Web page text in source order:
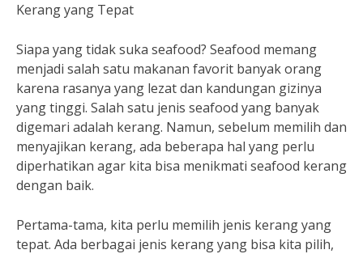
Kerang yang Tepat
Siapa yang tidak suka seafood? Seafood memang
menjadi salah satu makanan favorit banyak orang
karena rasanya yang lezat dan kandungan gizinya
yang tinggi. Salah satu jenis seafood yang banyak
digemari adalah kerang. Namun, sebelum memilih dan
menyajikan kerang, ada beberapa hal yang perlu
diperhatikan agar kita bisa menikmati seafood kerang
dengan baik.
Pertama-tama, kita perlu memilih jenis kerang yang
tepat. Ada berbagai jenis kerang yang bisa kita pilih,